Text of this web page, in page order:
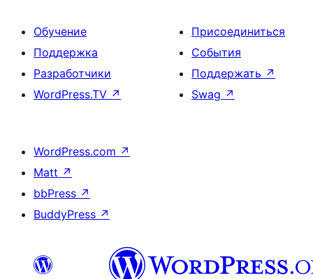
Обучение
Поддержка
Разработчики
WordPress.TV ↗
Присоединиться
События
Поддержать ↗
Swag ↗
WordPress.com ↗
Matt ↗
bbPress ↗
BuddyPress ↗